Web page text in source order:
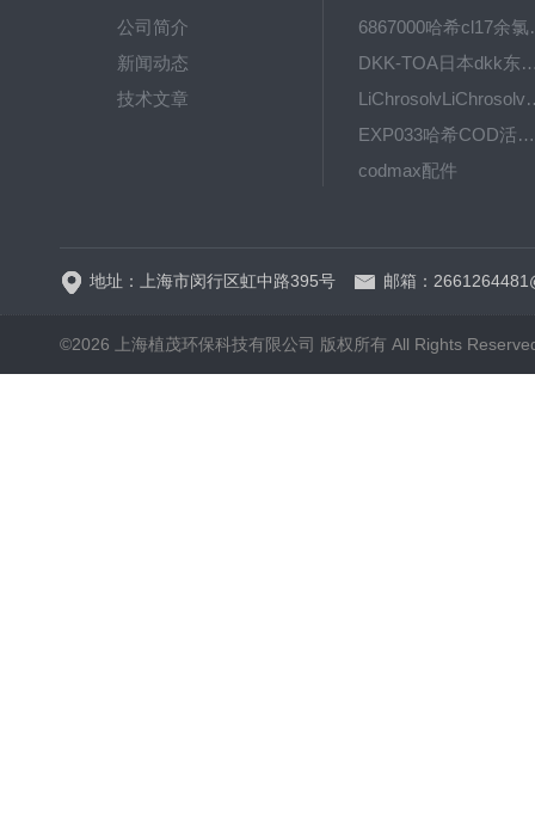
公司简介
新闻动态
技术文章
6867000
DKK-TOA日本dkk东亚电
EXP033哈希COD活塞泵价格 EXP033
codmax配件
地址：上海市闵行区虹中路395号 邮箱：
©2026 上海植茂环保科技有限公司 版权所有 All Rights